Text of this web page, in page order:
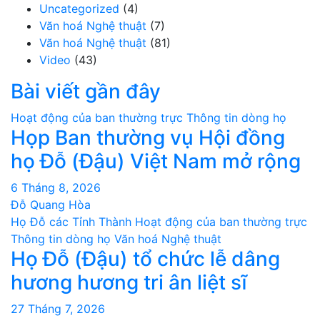
Uncategorized (4)
Văn hoá Nghệ thuật (7)
Văn hoá Nghệ thuật (81)
Video (43)
Bài viết gần đây
Hoạt động của ban thường trực Thông tin dòng họ
Họp Ban thường vụ Hội đồng
họ Đỗ (Đậu) Việt Nam mở rộng
6 Tháng 8, 2026
Đỗ Quang Hòa
Họ Đỗ các Tỉnh Thành Hoạt động của ban thường trực
Thông tin dòng họ Văn hoá Nghệ thuật
Họ Đỗ (Đậu) tổ chức lễ dâng
hương hương tri ân liệt sĩ
27 Tháng 7, 2026